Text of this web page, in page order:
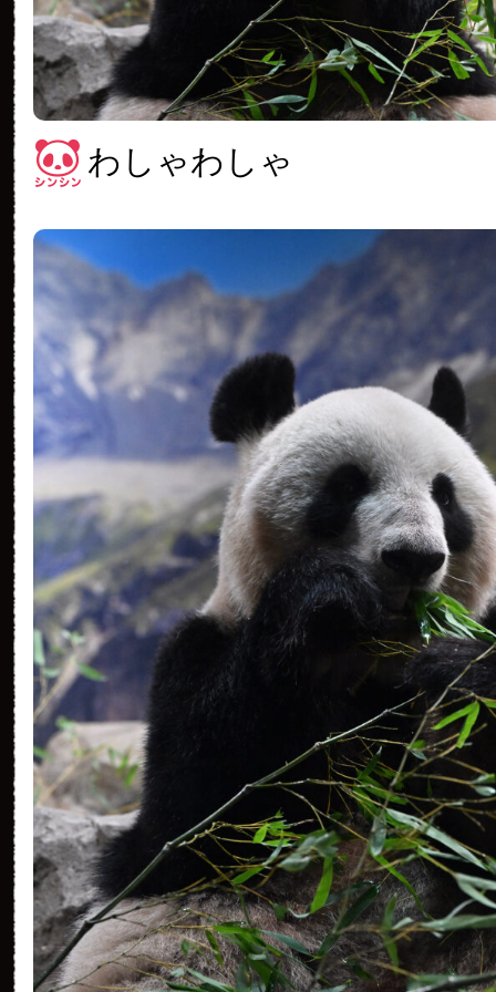
わしゃわしゃ